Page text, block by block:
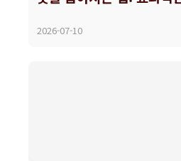
2026-07-10